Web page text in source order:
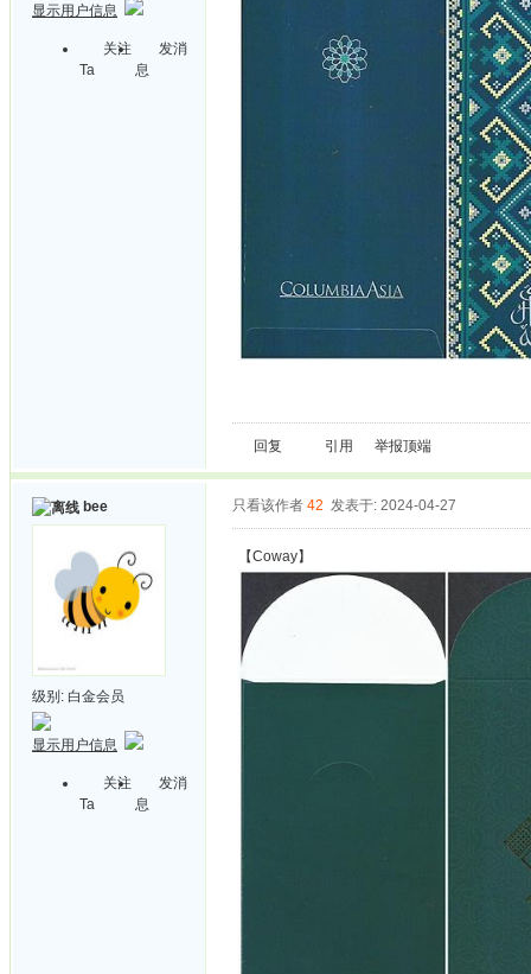
显示用户信息
关注
Ta
发消
息
回复 引用 举报顶端
bee
级别: 白金会员
显示用户信息
关注
Ta
发消
息
只看该作者 42 发表于: 2024-04-27
【Coway】